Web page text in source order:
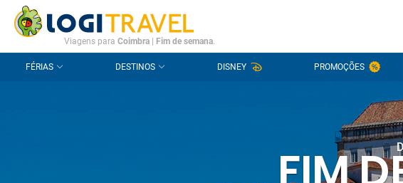
CONTACTO PERGUNTAS FREQUENTES
Viagens para Coimbra Fim de semana.
FÉRIAS DESTINOS DISNEY PROMOÇÕES